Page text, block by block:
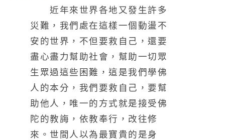
近年來世界各地又發生許多
災難，我們處在這樣一個動盪不
安的世界，不但要救自己，還要
盡心盡力幫助社會，幫助一切眾
生眾過這些困難，這是我們學佛
人的本分，我們要救自己，要幫
助他人，唯一的方式就是接受佛
陀的教誨，依教奉行，改往修
來。世間人以為最寶貴的是身